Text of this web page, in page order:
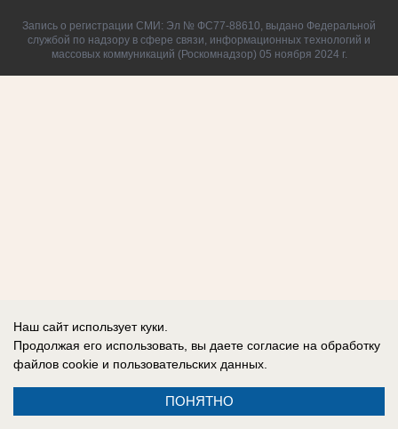
Запись о регистрации СМИ: Эл № ФС77-88610, выдано Федеральной
службой по надзору в сфере связи, информационных технологий и
массовых коммуникаций (Роскомнадзор) 05 ноября 2024 г.
Наш сайт использует куки.
Продолжая его использовать, вы даете согласие на обработку
файлов cookie и пользовательских данных.
ПОНЯТНО